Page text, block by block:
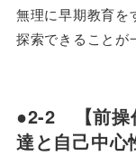
無理に早期教育を
探索できることが
●2-2 【前操
達と自己中心